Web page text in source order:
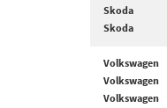
Skoda
Skoda
Volkswagen
Volkswagen
Volkswagen